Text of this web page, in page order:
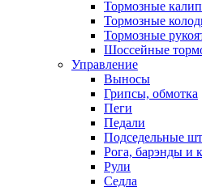
Тормозные
Тормозные
Тормозные
Шоссейные
Управление
Выносы
Грипсы, обмотка
Пеги
Педали
Подседельные
Рога, барэнды и
Рули
Седла